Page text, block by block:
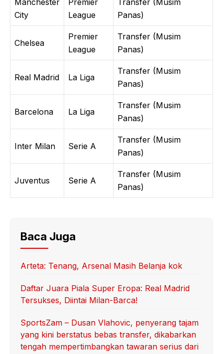
Manchester
City
Premier
League
Transfer (Musim
Panas)
Chelsea
Premier
League
Transfer (Musim
Panas)
Real Madrid La Liga
Transfer (Musim
Panas)
Barcelona La Liga
Transfer (Musim
Panas)
Inter Milan Serie A
Transfer (Musim
Panas)
Juventus Serie A
Transfer (Musim
Panas)
Baca Juga
Arteta: Tenang, Arsenal Masih Belanja kok
Daftar Juara Piala Super Eropa: Real Madrid
Tersukses, Diintai Milan-Barca!
SportsZam – Dusan Vlahovic, penyerang tajam
yang kini berstatus bebas transfer, dikabarkan
tengah mempertimbangkan tawaran serius dari